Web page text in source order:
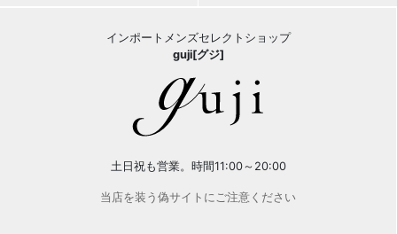
インポートメンズセレクトショップ
guji[グジ]
土日祝も営業。時間11:00～20:00
当店を装う偽サイトにご注意ください